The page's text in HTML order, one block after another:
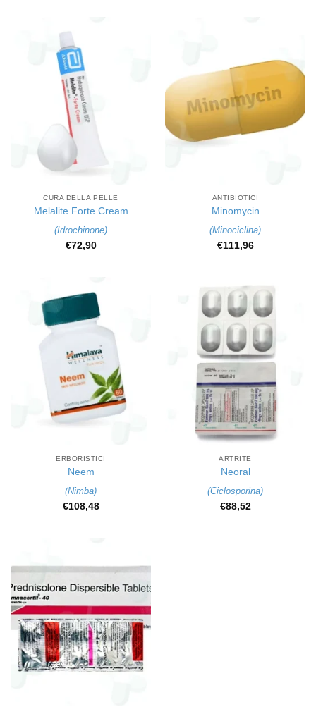
CURA DELLA PELLE
Melalite Forte Cream
(Idrochinone)
€72,90
ANTIBIOTICI
Minomycin
(Minociclina)
€111,96
ERBORISTICI
Neem
(Nimba)
€108,48
ARTRITE
Neoral
(Ciclosporina)
€88,52